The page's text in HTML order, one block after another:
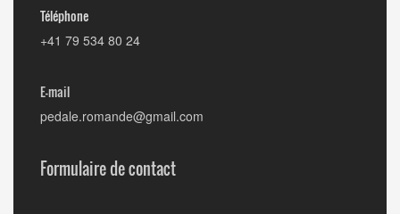
Téléphone
+41 79 534 80 24
E-mail
pedale.romande@gmail.com
Formulaire de contact